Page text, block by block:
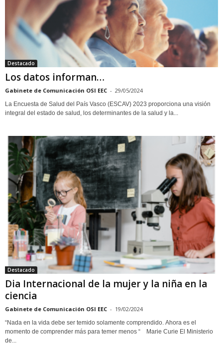
Destacado
Los datos informan…
Gabinete de Comunicación OSI EEC - 29/05/2024
La Encuesta de Salud del País Vasco (ESCAV) 2023 proporciona una visión
integral del estado de salud, los determinantes de la salud y la...
Destacado
Dia Internacional de la mujer y la niña en la
ciencia
Gabinete de Comunicación OSI EEC - 19/02/2024
“Nada en la vida debe ser temido solamente comprendido. Ahora es el
momento de comprender más para temer menos “ Marie Curie El Ministerio
de...